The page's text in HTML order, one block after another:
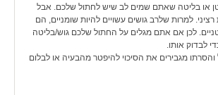
או בליטה שאתם שמים לב שיש לחתול שלכם. אבל
רציני. למרות שלרב גושים עשויים להיות שומניים, הם
לכן אם אתם מגלים על החתול שלכם גוש/בליטה
לבדוק אותו.
והסרתו מגבירים את הסיכוי להיפטר מהבעיה או לבלום